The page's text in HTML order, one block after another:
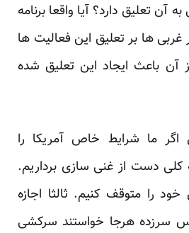
آن تعلیق دارد؟ آیا واقعا برنامه
غربی ‏ها بر تعلیق این فعالیت‏ ها
آن باعث ایجاد این تعلیق شده
ما شرایط خاص آمریکا را
کلی دست از غنی‏ سازی برداریم.
را متوقف کنیم. ثالثا اجازه
سرزده هرجا خواستند سرکشی